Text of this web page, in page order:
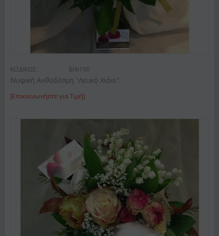
ΚΩΔΙΚΟΣ: Brb100
Νυφική Ανθοδέσμη "Λευκό Χιόνι".
[Επικοινωνήστε για Τιμή]